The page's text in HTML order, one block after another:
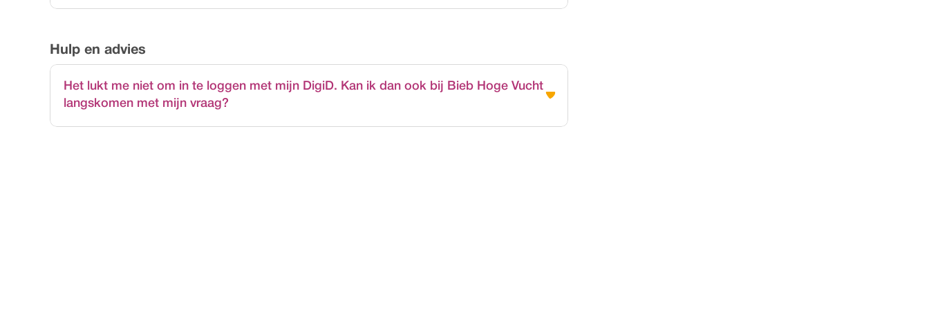
Ja, bij Bieb Hoge Vucht betaal je met je pinpas.
Hulp en advies
Het lukt me niet om in te loggen met mijn DigiD. Kan ik dan ook bij Bieb Hoge Vucht
langskomen met mijn vraag?
Ja, je kunt bij Bieb Hoge Vucht langskomen met je vragen over bijvoorbeeld inloggen met je DigiD,
het lezen van een belangrijke brief, het aanvragen van een Bredapas en nog veel meer. Stel je
vraag aan een van onze collega's.